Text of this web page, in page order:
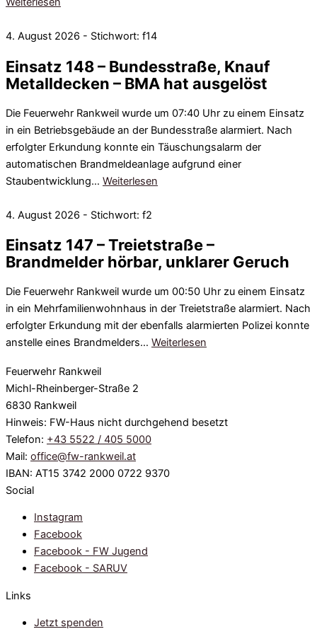
4. August 2026 - Stichwort: f14
Einsatz 148 – Bundesstraße, Knauf
Metalldecken – BMA hat ausgelöst
Die Feuerwehr Rankweil wurde um 07:40 Uhr zu einem Einsatz
in ein Betriebsgebäude an der Bundesstraße alarmiert. Nach
erfolgter Erkundung konnte ein Täuschungsalarm der
automatischen Brandmeldeanlage aufgrund einer
Staubentwicklung… Weiterlesen
4. August 2026 - Stichwort: f2
Einsatz 147 – Treietstraße –
Brandmelder hörbar, unklarer Geruch
Die Feuerwehr Rankweil wurde um 00:50 Uhr zu einem Einsatz
in ein Mehrfamilienwohnhaus in der Treietstraße alarmiert. Nach
erfolgter Erkundung mit der ebenfalls alarmierten Polizei konnte
anstelle eines Brandmelders… Weiterlesen
Feuerwehr Rankweil
Michl-Rheinberger-Straße 2
6830 Rankweil
Hinweis: FW-Haus nicht durchgehend besetzt
Telefon: +43 5522 / 405 5000
Mail: office@fw-rankweil.at
IBAN: AT15 3742 2000 0722 9370
Social
Instagram
Facebook
Facebook - FW Jugend
Facebook - SARUV
Links
Jetzt spenden